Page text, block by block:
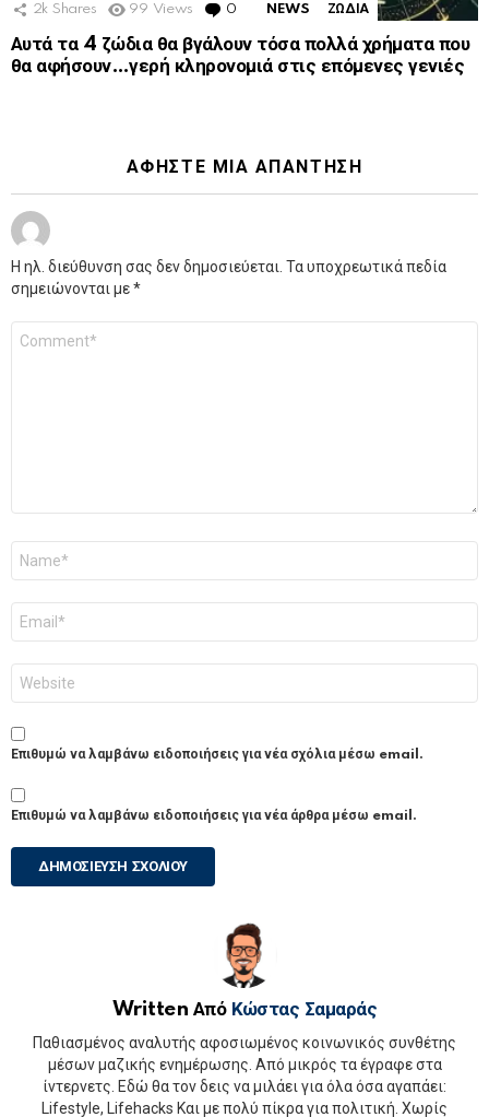
2k Shares 99 Views 0 Comments
NEWS ΖΩΔΙΑ
Αυτά τα 4 ζώδια θα βγάλουν τόσα πολλά χρήματα που
θα αφήσουν…γερή κληρονομιά στις επόμενες γενιές
ΑΦΉΣΤΕ ΜΙΑ ΑΠΆΝΤΗΣΗ
Η ηλ. διεύθυνση σας δεν δημοσιεύεται. Τα υποχρεωτικά πεδία
σημειώνονται με*
Επιθυμώ να λαμβάνω ειδοποιήσεις για νέα σχόλια μέσω email.
Επιθυμώ να λαμβάνω ειδοποιήσεις για νέα άρθρα μέσω email.
Written Από Κώστας Σαμαράς
Παθιασμένος αναλυτής αφοσιωμένος κοινωνικός συνθέτης
μέσων μαζικής ενημέρωσης. Από μικρός τα έγραφε στα
ίντερνετς. Εδώ θα τον δεις να μιλάει για όλα όσα αγαπάει:
Lifestyle, Lifehacks Και με πολύ πίκρα για πολιτική. Χωρίς